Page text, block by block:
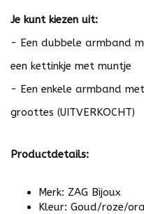
Je kunt kiezen uit:
- Een dubbele armband
een kettinkje met muntje
- Een enkele armband
groottes (UITVERKOCHT)
Productdetails:
Merk: ZAG Bijoux
Kleur: Goud/roze/